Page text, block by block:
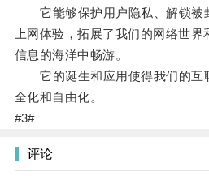
它能够保护用户隐私、解锁被
上网体验，拓展了我们的网络世
信息的海洋中畅游。
它的诞生和应用使得我们的互
全化和自由化。
#3#
评论